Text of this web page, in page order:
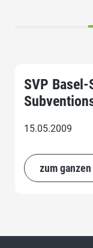
SVP
15.05.2009
zum